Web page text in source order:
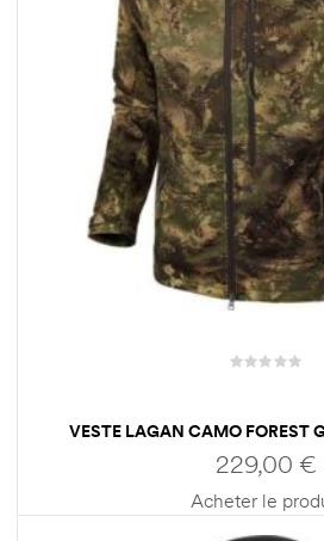
VESTE LAGAN CAMO FOREST
HARKILA
229,00 €
Acheter le